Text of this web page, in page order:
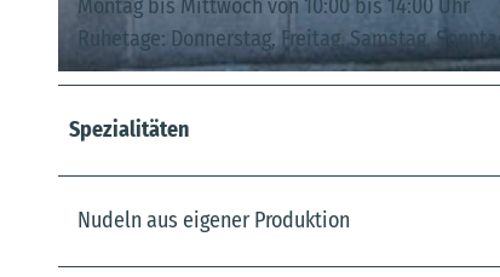
Montag bis Mittwoch von 10:00 bis 14:00 Uhr
Ruhetage: Donnerstag, Freitag, Samstag,
Spezialitäten
Nudeln aus eigener Produktion